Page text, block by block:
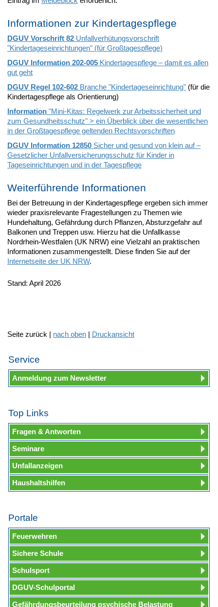
Informationen zur Kindertagespflege
DGUV Vorschrift 82 Unfallverhütungsvorschrift
"Kindertageseinrichtungen" (für Großtagespflege)
DGUV Information 202-005 Kindertagespflege – damit es allen
gut geht
DGUV Regel 102-602 Branche "Kindertageseinrichtung" (für die
Kindertagespflege als Orientierung)
Information "Mini-Kitas: Regelwerk zur Arbeitssicherheit und
zum Gesundheitsschutz" > ein Überblick über die wesentlichen
in der Großtagespflege geltenden Rechtsvorschriften
DGUV Information 12850 Sicher und gesund von klein auf –
Gesetzlicher Unfallversicherungsschutz für Kinder in
Tageseinrichtungen und in der Tagespflege
Weiterführende Informationen
Bei der Betreuung in der Kindertagespflege ergeben sich immer
wieder praxisrelevante Fragestellungen zu Themen wie
Hundehaltung, Gefährdung durch Pflanzen, Absturzgefahr auf
Balkonen und Treppen usw. Hierzu hat die Unfallkasse
Nordrhein-Westfalen (UK NRW) eine Vielzahl an praktischen
Informationen zusammengestellt. Diese finden Sie auf der
Internetseite der UK NRW.
Stand: April 2026
Seite zurück | nach oben | Druckansicht
Service
Anmeldung zum Newsletter
Top Links
Fragen & Antworten
Seminare
Unfallanzeigen
Haushaltshilfen
Portale
Feuerwehren
Sichere Schule
Schulsport
DGUV-Schulportal
Gefährdungsbeurteilung psychische Belastung